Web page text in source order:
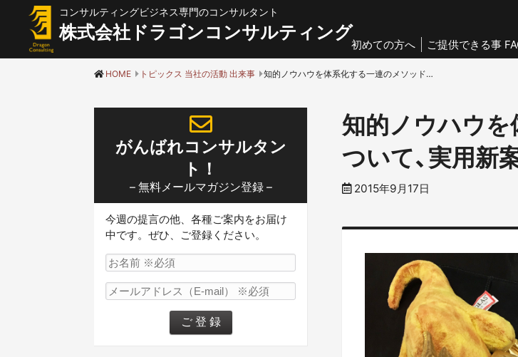
コンサルティングビジネス専門のコンサルタント
株式会社ドラゴンコンサルティング
初めての方へ ご提供できる事
HOME トピックス 当社の活動 出来事 知的ノウハウを体系化する一連のメソッド等について、実用新案を出願！
知的ノウハウ
ついて、実用新
2015年9月17日
がんばれコンサルタン
ト！
– 無料メールマガジン登録 –
今週の提言の他、各種ご案内をお届け
中です。ぜひ、ご登録ください。